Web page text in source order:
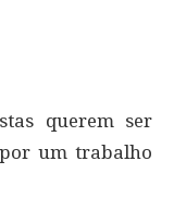
querem ser
um trabalho